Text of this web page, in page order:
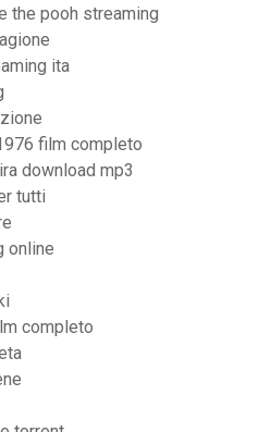
the pooh streaming
ita
film completo
download mp3
tutti
online
completo